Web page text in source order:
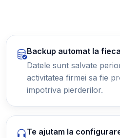
Backup automat la
Datele sunt salvate
activitatea firmei sa fie
impotriva pierderilor.
Te ajutam la